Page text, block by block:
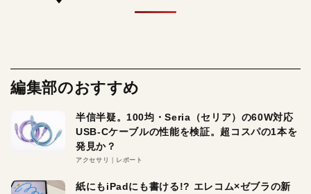
編集部のおすすめ
半信半疑。100均・Seria（セリア）の60W対応
USB-Cケーブルの性能を検証。超コスパの1本を
発見か？
アクセサリ レポート
紙にもiPadにも書ける!? エレコム×ゼブラの新